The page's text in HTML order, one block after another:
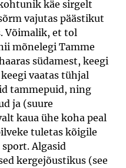
käe sirgelt
vajutas päästikut
Võimalik, et tol
mõnelegi Tamme
südamest, keegi
vaatas tühjal
tammepuid, ning
ja (suure
kaua ühe koha peal
tuletas kõigile
Algasid
kergejõustikus (see